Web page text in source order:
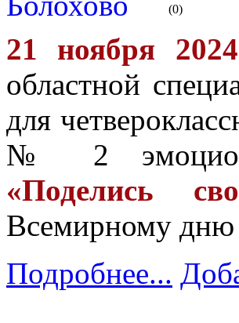
(0)
21 ноября
областной
для
№ 2
«Поделись
Всемирному дню
Подробнее...